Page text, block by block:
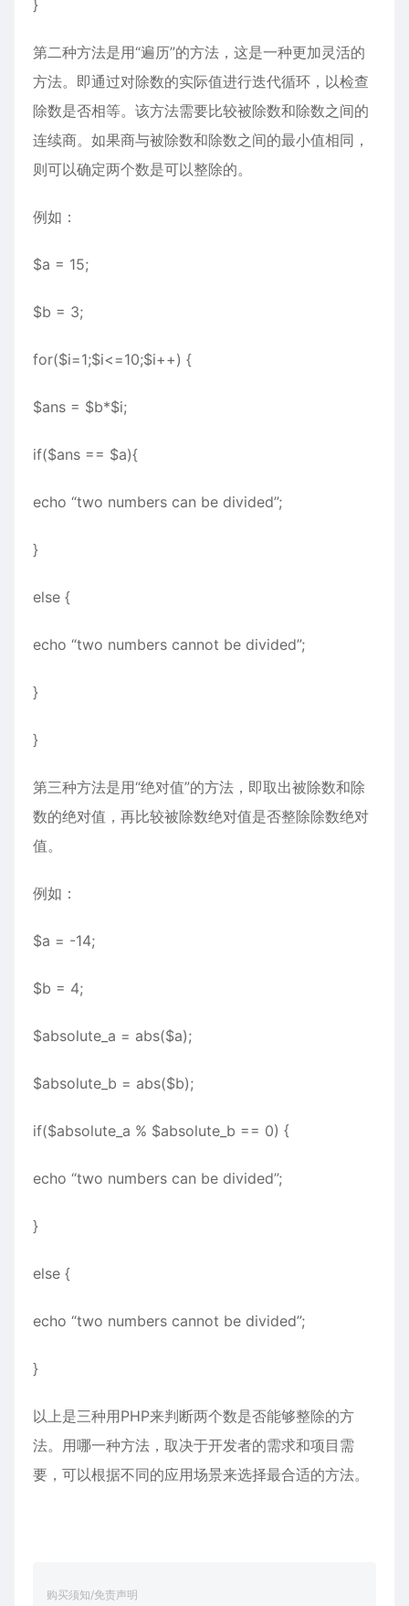
}
第二种方法是用“遍历”的方法，这是一种更加灵活的
方法。即通过对除数的实际值进行迭代循环，以检查
除数是否相等。该方法需要比较被除数和除数之间的
连续商。如果商与被除数和除数之间的最小值相同，
则可以确定两个数是可以整除的。
例如：
$a = 15;
$b = 3;
for($i=1;$i<=10;$i++) {
$ans = $b*$i;
if($ans == $a){
echo “two numbers can be divided”;
}
else {
echo “two numbers cannot be divided”;
}
}
第三种方法是用“绝对值”的方法，即取出被除数和除
数的绝对值，再比较被除数绝对值是否整除除数绝对
值。
例如：
$a = -14;
$b = 4;
$absolute_a = abs($a);
$absolute_b = abs($b);
if($absolute_a % $absolute_b == 0) {
echo “two numbers can be divided”;
}
else {
echo “two numbers cannot be divided”;
}
以上是三种用PHP来判断两个数是否能够整除的方
法。用哪一种方法，取决于开发者的需求和项目需
要，可以根据不同的应用场景来选择最合适的方法。
购买须知/免责声明